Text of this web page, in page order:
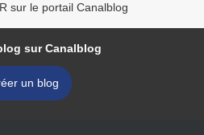
sur le portail Canalblog
sur Canalblog
un blog